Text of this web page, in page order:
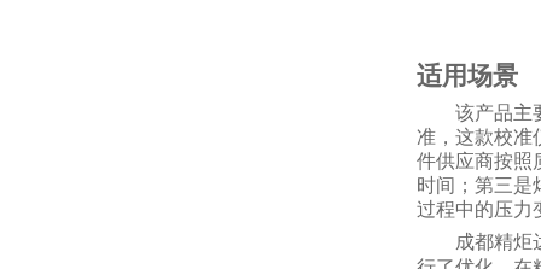
适用场景
该产品主
准，这款校准
件供应商按照
时间；第三是
过程中的压力
成都精炬